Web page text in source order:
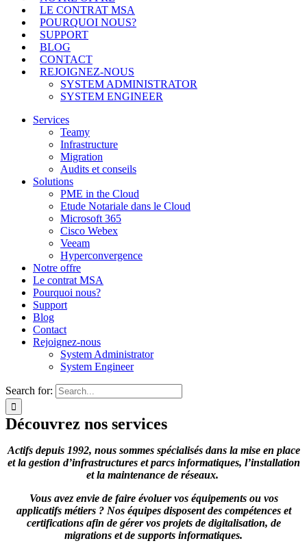
LE CONTRAT MSA
POURQUOI NOUS?
SUPPORT
BLOG
CONTACT
REJOIGNEZ-NOUS
SYSTEM ADMINISTRATOR
SYSTEM ENGINEER
Services
Teamy
Infrastructure
Migration
Audits et conseils
Solutions
PME in the Cloud
Etude Notariale dans le Cloud
Microsoft 365
Cisco Webex
Veeam
Hyperconvergence
Notre offre
Le contrat MSA
Pourquoi nous?
Support
Blog
Contact
Rejoignez-nous
System Administrator
System Engineer
Search for:
Découvrez nos services
Actifs depuis 1992, nous sommes spécialisés dans la mise en place
et la gestion d’infrastructures et parcs informatiques, l’installation
et la maintenance de réseaux.
Vous avez envie de faire évoluer vos équipements ou vos
applicatifs métiers ? Nos équipes disposent des compétences et
certifications afin de gérer vos projets de digitalisation, de
migrations et de supports informatiques.